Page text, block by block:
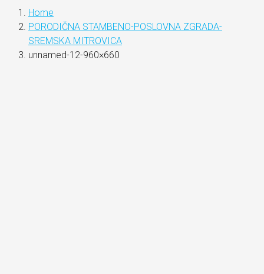
Home
PORODIČNA STAMBENO-POSLOVNA ZGRADA-
SREMSKA MITROVICA
unnamed-12-960×660